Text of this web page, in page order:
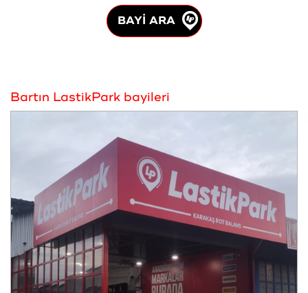
BAYİ ARA
Bartın LastikPark bayileri